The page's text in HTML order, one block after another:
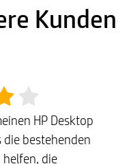
Kunden
HP Desktop
bestehenden
die